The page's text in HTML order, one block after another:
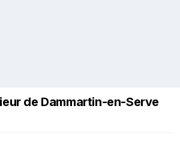
de Dammartin-en-Serve